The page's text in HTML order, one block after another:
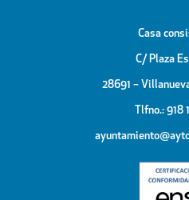
Casa
C/ Plaza
28691 –
Tlfno.: 918